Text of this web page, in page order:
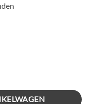
BLAUW aantal